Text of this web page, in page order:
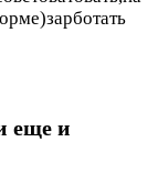
еще и